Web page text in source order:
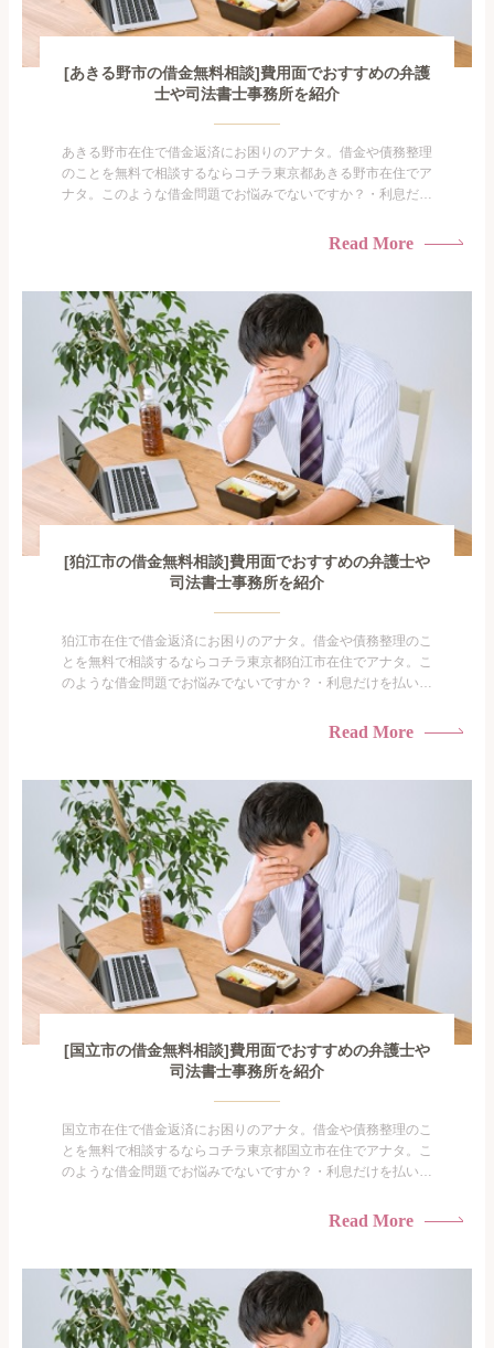
[あきる野市の借金無料相談]費用面でおすすめの弁護
士や司法書士事務所を紹介
あきる野市在住で借金返済にお困りのアナタ。借金や債務整理
のことを無料で相談するならコチラ東京都あきる野市在住でア
ナタ。このような借金問題でお悩みでないですか？・利息だけ
家族に知られたくない・借金の催促、取り立てで憂鬱にな
探すにも限界...
Read More
[狛江市の借金無料相談]費用面でおすすめの弁護士や
司法書士事務所を紹介
狛江市在住で借金返済にお困りのアナタ。借金や債務整理のこ
とを無料で相談するならコチラ東京都狛江市在住でアナタ。こ
のような借金問題でお悩みでないですか？・利息だけを払い続
られたくない・借金の催促、取り立てで憂鬱になる。・闇金に
がありま...
Read More
[国立市の借金無料相談]費用面でおすすめの弁護士や
司法書士事務所を紹介
国立市在住で借金返済にお困りのアナタ。借金や債務整理のこ
とを無料で相談するならコチラ東京都国立市在住でアナタ。こ
のような借金問題でお悩みでないですか？・利息だけを払い続
られたくない・借金の催促、取り立てで憂鬱になる。・闇金に
がありま...
Read More